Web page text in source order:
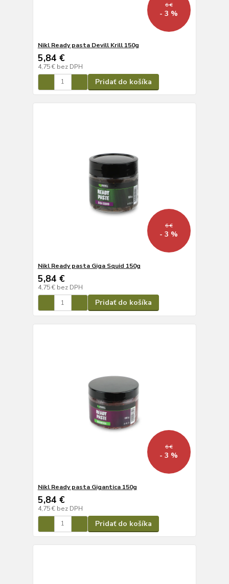
6 €
- 3 %
Nikl Ready pasta Devill Krill 150g
5,84 €
4,75 € bez DPH
Pridať do košíka
6 €
- 3 %
Nikl Ready pasta Giga Squid 150g
5,84 €
4,75 € bez DPH
Pridať do košíka
6 €
- 3 %
Nikl Ready pasta Gigantica 150g
5,84 €
4,75 € bez DPH
Pridať do košíka